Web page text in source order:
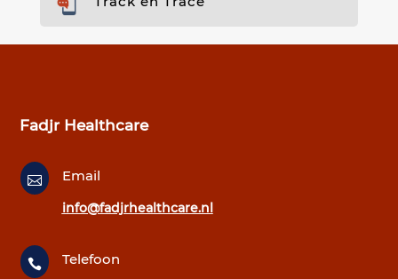
Fadjr Healthcare
 Email
info@fadjrhealthcare.nl
 Telefoon